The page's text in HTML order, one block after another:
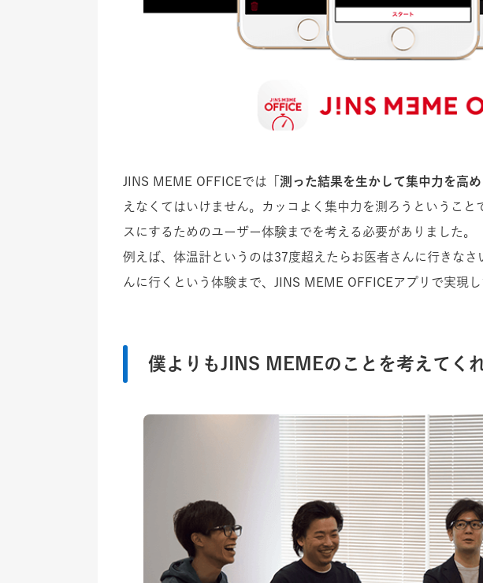
JINS MEME OFFICEでは「 測った結果を生かして集中力を高め
えなくてはいけません。カッコよく集中力を測ろうということ
スにするためのユーザー体験までを考える必要がありました。
例えば、体温計というのは37度超えたらお医者さんに行きなさ
んに行くという体験まで、JINS MEME OFFICEアプリで実現し
僕よりもJINS MEMEのことを考えてく